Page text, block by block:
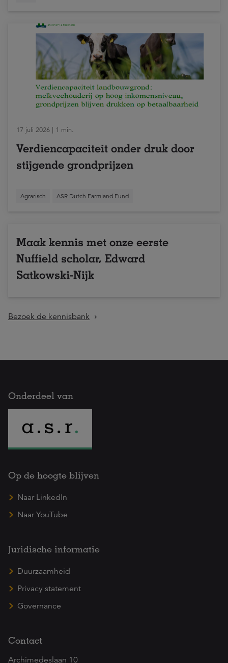
17 juli 2026 | 1 min.
Verdiencapaciteit onder druk door
stijgende grondprijzen
Agrarisch ASR Dutch Farmland Fund
Maak kennis met onze eerste
Nuffield scholar, Edward
Satkowski-Nijk
Bezoek de kennisbank
Onderdeel van
Op de hoogte blijven
Naar LinkedIn
Naar YouTube
Juridische informatie
Duurzaamheid
Privacy statement
Governance
Contact
Archimedeslaan 10